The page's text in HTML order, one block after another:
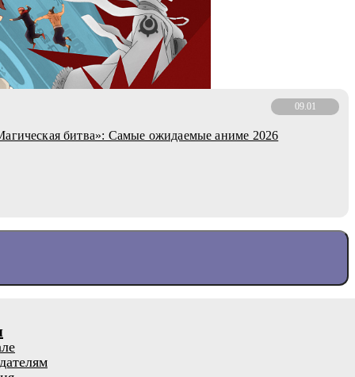
09.01
битва»: Самые ожидаемые аниме 2026